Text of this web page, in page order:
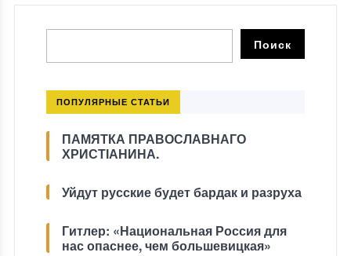
ПОПУЛЯРНЫЕ СТАТЬИ
ПАМЯТКА ПРАВОСЛАВНАГО
ХРИСТІАНИНА.
Уйдут русские будет бардак и разруха
Гитлер: «Национальная Россия для
нас опаснее, чем большевицкая»